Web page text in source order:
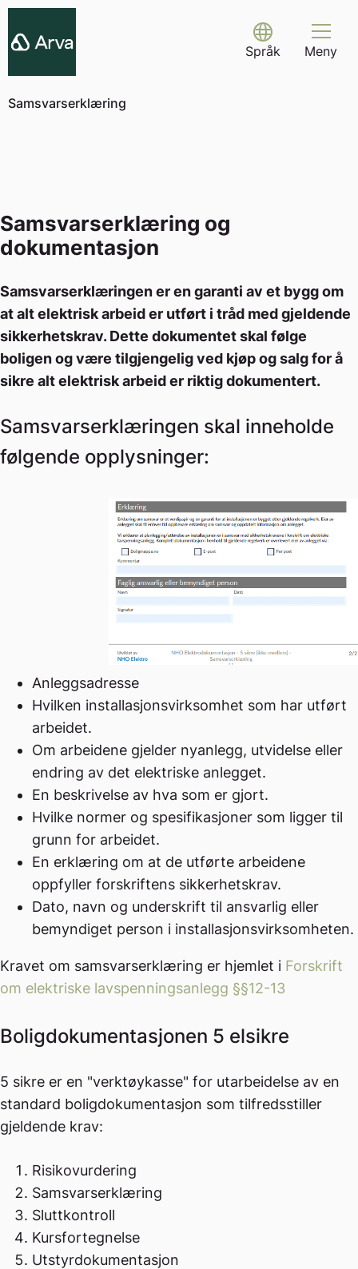
content
Språk
Select Language
Meny
Samsvarserklæring
Samsvarserklæring og
dokumentasjon
Samsvarserklæringen er en garanti av et bygg om
at alt elektrisk arbeid er utført i tråd med gjeldende
sikkerhetskrav. Dette dokumentet skal følge
boligen og være tilgjengelig ved kjøp og salg for å
sikre alt elektrisk arbeid er riktig dokumentert.
Samsvarserklæringen skal inneholde
følgende opplysninger:
Anleggsadresse
Hvilken installasjonsvirksomhet som har utført
arbeidet.
Om arbeidene gjelder nyanlegg, utvidelse eller
endring av det elektriske anlegget.
En beskrivelse av hva som er gjort.
Hvilke normer og spesifikasjoner som ligger til
grunn for arbeidet.
En erklæring om at de utførte arbeidene
oppfyller forskriftens sikkerhetskrav.
Dato, navn og underskrift til ansvarlig eller
bemyndiget person i installasjonsvirksomheten.
Kravet om samsvarserklæring er hjemlet i Forskrift
om elektriske lavspenningsanlegg §§12-13
Boligdokumentasjonen 5 elsikre
5 sikre er en "verktøykasse" for utarbeidelse av en
standard boligdokumentasjon som tilfredsstiller
gjeldende krav:
Risikovurdering
Samsvarserklæring
Sluttkontroll
Kursfortegnelse
Utstyrdokumentasjon